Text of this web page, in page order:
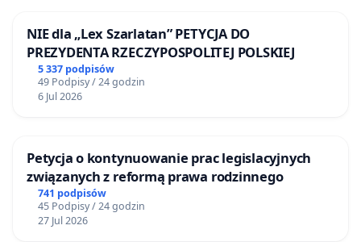
NIE dla „Lex Szarlatan” PETYCJA DO
PREZYDENTA RZECZYPOSPOLITEJ POLSKIEJ
5 337 podpisów
49 Podpisy / 24 godzin
6 Jul 2026
Petycja o kontynuowanie prac legislacyjnych
związanych z reformą prawa rodzinnego
741 podpisów
45 Podpisy / 24 godzin
27 Jul 2026